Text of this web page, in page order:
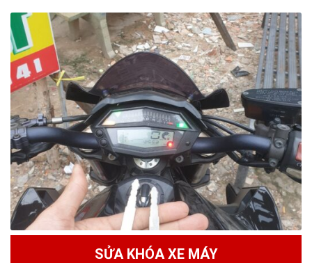
SỬA KHÓA XE MÁY